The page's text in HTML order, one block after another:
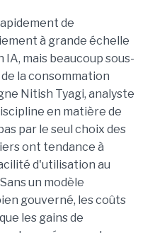
de
à grande échelle
mais beaucoup sous-
la consommation
Nitish Tyagi, analyste
en matière de
par le seul choix des
ont tendance à
d'utilisation au
un modèle
gouverné, les coûts
les gains de